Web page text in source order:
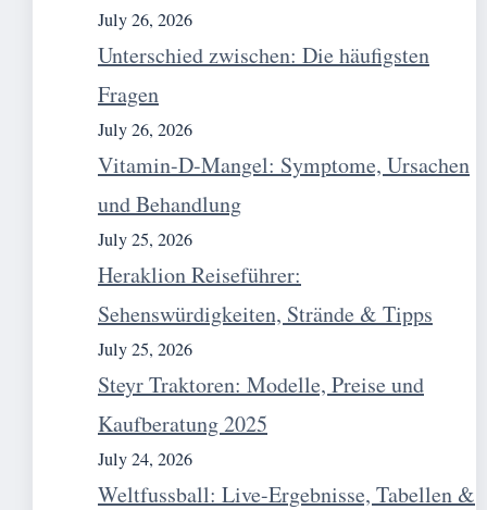
July 26, 2026
Unterschied zwischen: Die häufigsten
Fragen
July 26, 2026
Vitamin-D-Mangel: Symptome, Ursachen
und Behandlung
July 25, 2026
Heraklion Reiseführer:
Sehenswürdigkeiten, Strände & Tipps
July 25, 2026
Steyr Traktoren: Modelle, Preise und
Kaufberatung 2025
July 24, 2026
Weltfussball: Live-Ergebnisse, Tabellen &